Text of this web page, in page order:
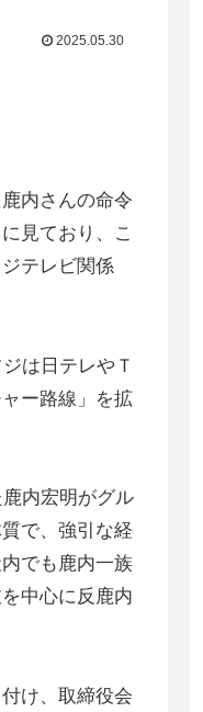
2025.05.30
内さんの命令
見ており、こ
テレビ関係
は日テレやＴ
ー路線」を拡
内宏明がグル
で、強引な経
でも鹿内一族
中心に反鹿内
け、取締役会